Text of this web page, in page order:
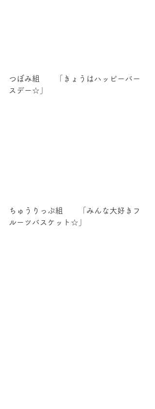
つぼみ組　　「きょうはハッピーバー
スデー☆」
ちゅうりっぷ組　　「みんな大好きフ
ルーツバスケット☆」